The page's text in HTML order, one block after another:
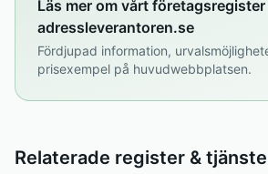
Läs mer om vårt företagsregister
adressleverantoren.se
Fördjupad information,
prisexempel på huvudwebbplatsen.
Relaterade register &